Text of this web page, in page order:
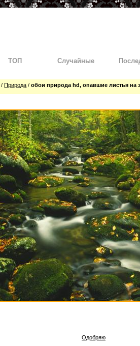
ТОП Случайные
/ Природа /обои природа hd, опавшие листья на
Одобряю